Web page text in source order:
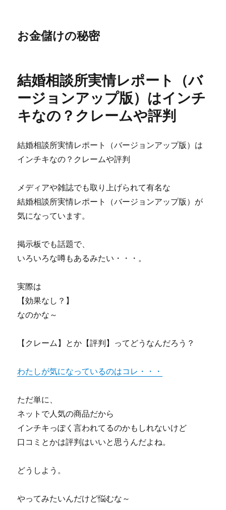
お金儲けの秘密
結婚相談所実情レポート（バ
ージョンアップ版）はインチ
キなの？クレームや評判
結婚相談所実情レポート（バージョンアップ版）は
インチキなの？クレームや評判
メディアや雑誌でも取り上げられて有名な
結婚相談所実情レポート（バージョンアップ版）が
気になっています。
掲示板でも話題で、
いろいろな噂もあるみたい・・・。
実際は
【効果なし？】
なのかな～
【クレーム】とか【評判】ってどうなんだろう？
わたしが気になっているのはコレ・・・
ただ単に、
ネットで人気の商品だから
インチキっぽく言われてるのかもしれないけど
口コミとかは評判はいいと思うんだよね。
どうしよう。
やってみたいんだけど悩むな～